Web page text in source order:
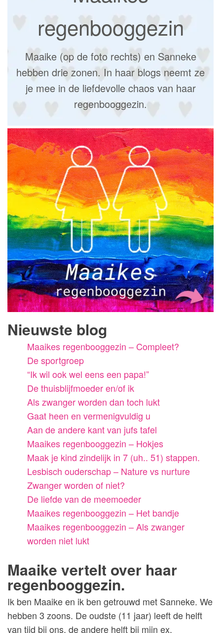
regenbooggezin
Maaike (op de foto rechts) en Sanneke
hebben drie zonen. In haar blogs neemt ze
je mee in de liefdevolle chaos van haar
regenbooggezin.
Nieuwste blog
Maaikes regenbooggezin – Compleet?
De sportgroep
“Ik wil ook wel eens een papa!”
De thuisblijfmoeder en/of ik
Als zwanger worden dan toch lukt
Gaat heen en vermenigvuldig u
Aan de andere kant van jufs tafel
Maaikes regenbooggezin – Hokjes
Maak je kind zindelijk in 7 (uh.. 51) stappen.
Lesbisch ouderschap – Nature vs nurture
Zwanger worden of niet?
De liefde van de meemoeder
Maaikes regenbooggezin – Het bandje
Maaikes regenbooggezin – Als zwanger
worden niet lukt
Maaike vertelt over haar
regenbooggezin.
Ik ben Maaike en ik ben getrouwd met Sanneke. We
hebben 3 zoons. De oudste (11 jaar) leeft de helft
van tijd bij ons, de andere helft bij mijn ex.